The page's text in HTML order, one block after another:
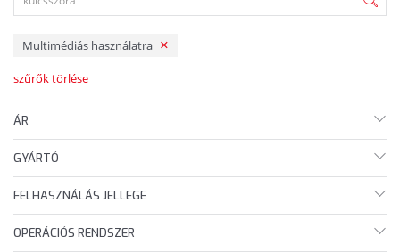
Multimédiás használatra
szűrők törlése
ÁR
GYÁRTÓ
FELHASZNÁLÁS JELLEGE
OPERÁCIÓS RENDSZER